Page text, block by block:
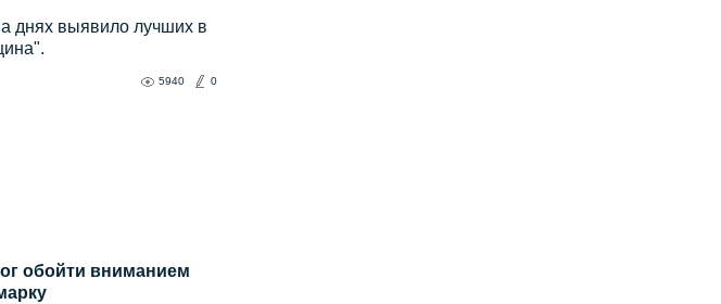
днях выявило лучших в
5940 0
обойти вниманием